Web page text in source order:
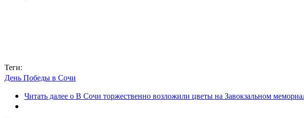
Теги:
День Победы в Сочи
Читать далеео В Сочи торжественно возложили цветы на Завокзальном